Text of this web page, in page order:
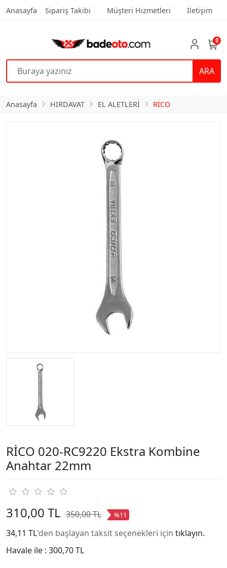
Anasayfa Sipariş Takibi Müşteri Hizmetleri İletişim
ARA
0
Anasayfa HIRDAVAT EL ALETLERİ RİCO
RİCO 020-RC9220 Ekstra Kombine
Anahtar 22mm
310,00 TL 350,00 TL %11
34,11 TL'den başlayan taksit seçenekleri için tıklayın.
Havale ile : 300,70 TL